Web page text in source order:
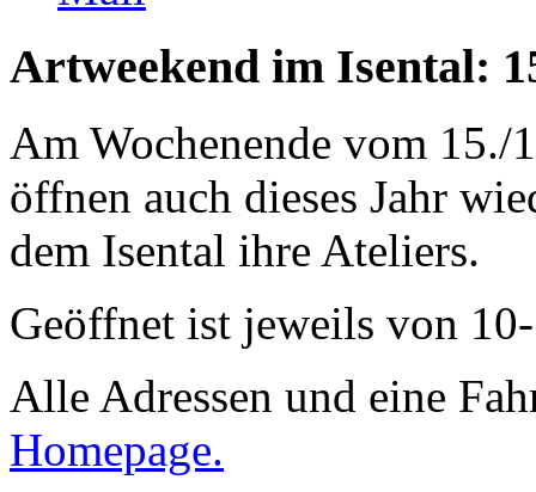
Artweekend im Isental:
Am Wochenende vom 15./
öffnen auch dieses Jahr
dem Isental ihre Ateliers.
Geöffnet ist jeweils von
Alle Adressen und eine
Homepage.